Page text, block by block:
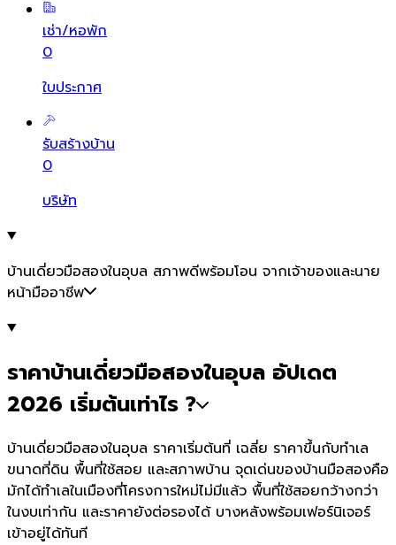
เช่า/หอพัก
0
ใบประกาศ
รับสร้างบ้าน
0
บริษัท
บ้านเดี่ยวมือสองในอุบล สภาพดีพร้อมโอน จากเจ้าของและนาย
หน้ามืออาชีพ
ราคาบ้านเดี่ยวมือสองในอุบล อัปเดต
2026 เริ่มต้นเท่าไร ?
บ้านเดี่ยวมือสองในอุบล ราคาเริ่มต้นที่ เฉลี่ย ราคาขึ้นกับทำเล
ขนาดที่ดิน พื้นที่ใช้สอย และสภาพบ้าน จุดเด่นของบ้านมือสองคือ
มักได้ทำเลในเมืองที่โครงการใหม่ไม่มีแล้ว พื้นที่ใช้สอยกว้างกว่า
ในงบเท่ากัน และราคายังต่อรองได้ บางหลังพร้อมเฟอร์นิเจอร์
เข้าอยู่ได้ทันที